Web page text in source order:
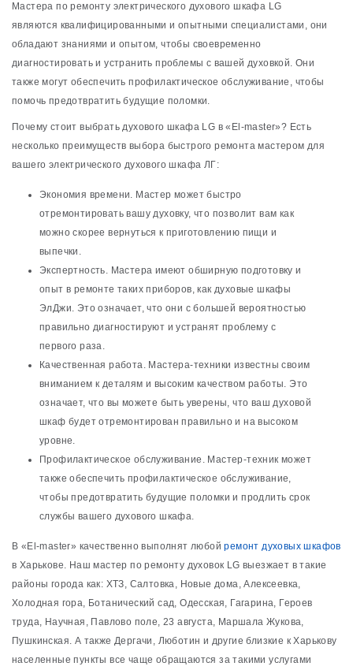
Мастера по ремонту электрического духового шкафа LG
являются квалифицированными и опытными специалистами, они
обладают знаниями и опытом, чтобы своевременно
диагностировать и устранить проблемы с вашей духовкой. Они
также могут обеспечить профилактическое обслуживание, чтобы
помочь предотвратить будущие поломки.
Почему стоит выбрать духового шкафа LG в «El-master»? Есть
несколько преимуществ выбора быстрого ремонта мастером для
вашего электрического духового шкафа ЛГ:
Экономия времени. Мастер может быстро
отремонтировать вашу духовку, что позволит вам как
можно скорее вернуться к приготовлению пищи и
выпечки.
Экспертность. Мастера имеют обширную подготовку и
опыт в ремонте таких приборов, как духовые шкафы
ЭлДжи. Это означает, что они с большей вероятностью
правильно диагностируют и устранят проблему с
первого раза.
Качественная работа. Мастера-техники известны своим
вниманием к деталям и высоким качеством работы. Это
означает, что вы можете быть уверены, что ваш духовой
шкаф будет отремонтирован правильно и на высоком
уровне.
Профилактическое обслуживание. Мастер-техник может
также обеспечить профилактическое обслуживание,
чтобы предотвратить будущие поломки и продлить срок
службы вашего духового шкафа.
В «El-master» качественно выполнят любойремонт духовых шкафов
в Харькове. Наш мастер по ремонту духовок LG выезжает в такие
районы города как: ХТЗ, Салтовка, Новые дома, Алексеевка,
Холодная гора, Ботанический сад, Одесская, Гагарина, Героев
труда, Научная, Павлово поле, 23 августа, Маршала Жукова,
Пушкинская. А также Дергачи, Люботин и другие близкие к Харькову
населенные пункты все чаще обращаются за такими услугами